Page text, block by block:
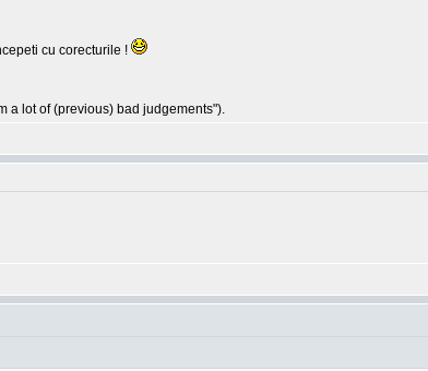
cu corecturile !
a lot of (previous) bad judgements").